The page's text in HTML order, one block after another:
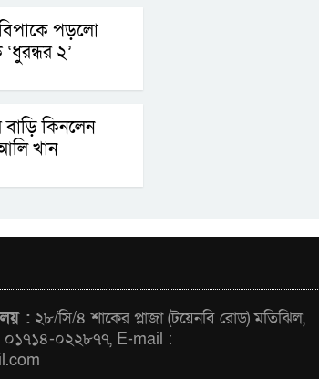
পড়লো
২’
বাড়ি কিনলেন
খান
ও বিশ্বাসযোগ্য : প্রধানমন্ত্রী
: ২৮/সি/৪ শাকের প্লাজা (টয়েনবি রোড) মতিঝিল,
০১৭১৪-০২২৮৭৭, E-mail :